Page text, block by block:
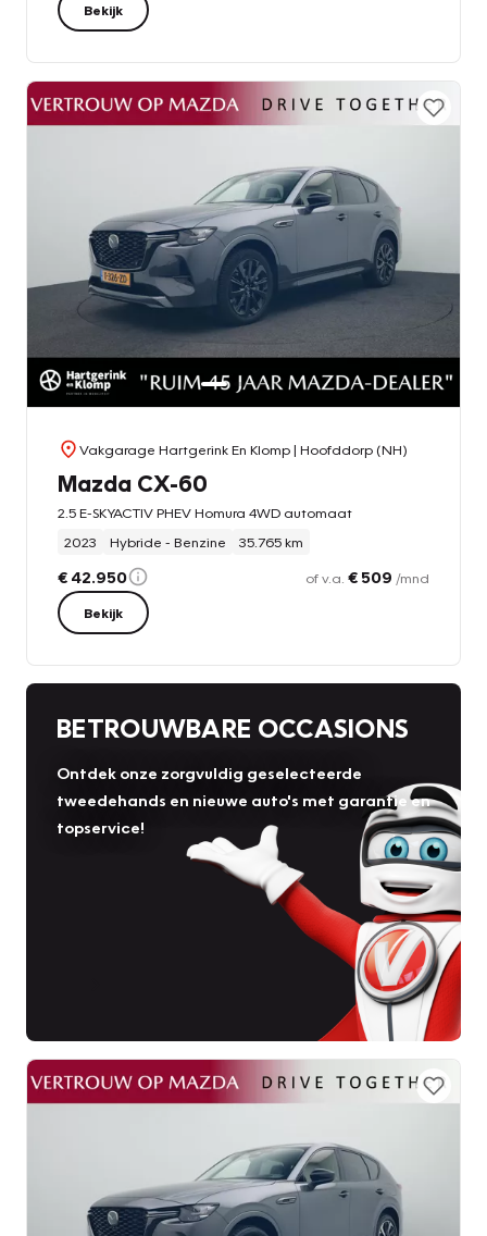
Bekijk
Vakgarage Hartgerink En Klomp| Hoofddorp (NH)
Mazda CX-60
2.5 E-SKYACTIV PHEV Homura 4WD automaat
2023
Hybride - Benzine 35.765 km
€ 42.950 of v.a. € 509 /mnd
Bekijk
BETROUWBARE OCCASIONS
Ontdek onze zorgvuldig geselecteerde
tweedehands en nieuwe auto's met garantie en
topservice!